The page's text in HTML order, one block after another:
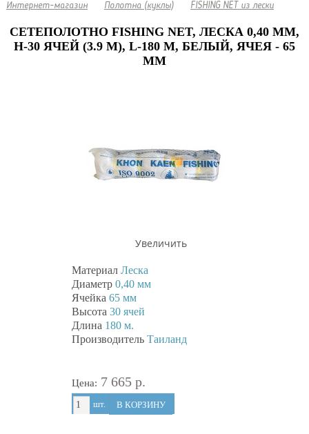
Интернет-магазин Полотна (куклы) FISHING NET из лески
СЕТЕПОЛОТНО FISHING NET, ЛЕСКА 0,40 ММ,
H-30 ЯЧЕЙ (3.9 М), L-180 М, БЕЛЫЙ, ЯЧЕЯ - 65
ММ
Увеличить
Материал Леска
Диаметр 0,40 мм
Ячейка 65 мм
Высота 30 ячей
Длина 180 м.
Производитель Таиланд
Цена: 7 665 р.
шт. В КОРЗИНУ